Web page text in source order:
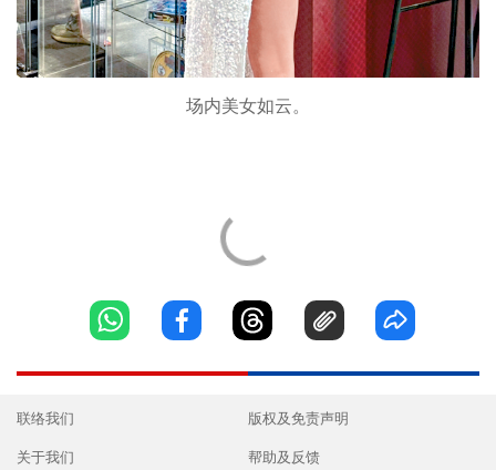
场内美女如云。
联络我们
关于我们
版权及免责声明
帮助及反馈